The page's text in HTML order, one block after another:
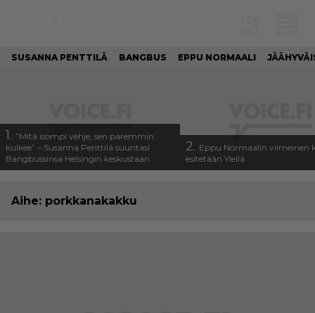
SUSANNA PENTTILÄ BANGBUS EPPU NORMAALI
1. ”Mitä isompi vehje, sen paremmin
kulkee” – Susanna Penttilä suuntasi
Bangbussinsa Helsingin keskustaan
2. Eppu Normaalin viimeinen
esitetään Ylellä
Aihe: porkkanakakku